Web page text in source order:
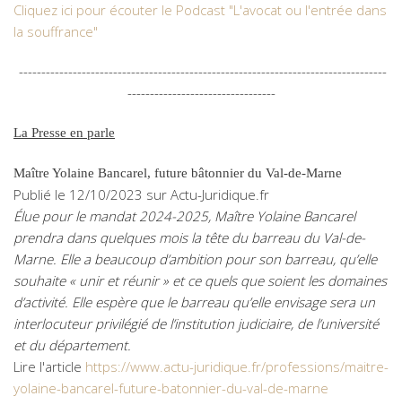
Cliquez ici pour écouter le Podcast "L'avocat ou l'entrée dans
la souffrance"
----------------------------------------------------------------------------------
---------------------------------
La Presse en parle
Maître Yolaine Bancarel, future bâtonnier du Val-de-Marne
Publié le 12/10/2023 sur Actu-Juridique.fr
Élue pour le mandat 2024-2025, Maître Yolaine Bancarel
prendra dans quelques mois la tête du barreau du Val-de-
Marne. Elle a beaucoup d’ambition pour son barreau, qu’elle
souhaite « unir et réunir » et ce quels que soient les domaines
d’activité. Elle espère que le barreau qu’elle envisage sera un
interlocuteur privilégié de l’institution judiciaire, de l’université
et du département.
Lire l'article https://www.actu-juridique.fr/professions/maitre-
yolaine-bancarel-future-batonnier-du-val-de-marne